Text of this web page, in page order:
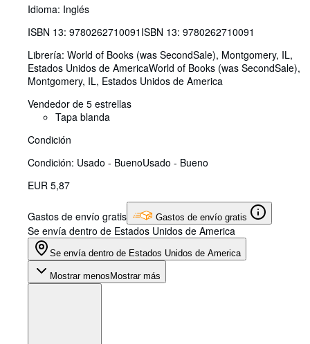
Idioma: Inglés
ISBN 13: 9780262710091 ISBN 13: 9780262710091
Librería: World of Books (was SecondSale), Montgomery, IL,
Estados Unidos de AmericaWorld of Books (was SecondSale),
Montgomery, IL, Estados Unidos de America
Vendedor de 5 estrellas
Tapa blanda
Condición
Condición: Usado - BuenoUsado - Bueno
EUR 5,87
Gastos de envío gratis Gastos de envío gratis
Se envía dentro de Estados Unidos de America
Se envía dentro de Estados Unidos de America
Mostrar menosMostrar más